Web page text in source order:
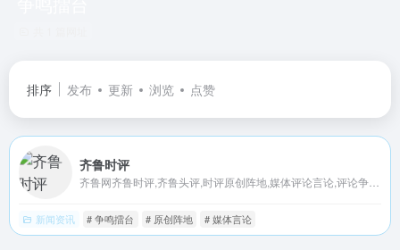
排序 发布 更新 浏览 点赞
齐鲁时评
新闻资讯 # 争鸣擂台 # 原创阵地 # 媒体言论